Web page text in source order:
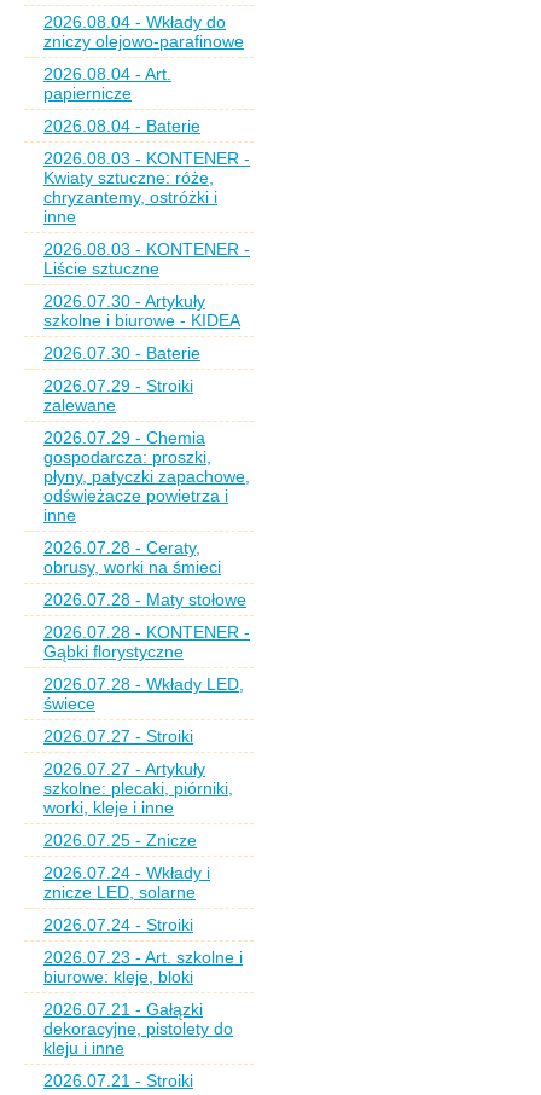
2026.08.04 - Wkłady do
zniczy olejowo-parafinowe
2026.08.04 - Art.
papiernicze
2026.08.04 - Baterie
2026.08.03 - KONTENER -
Kwiaty sztuczne: róże,
chryzantemy, ostróżki i
inne
2026.08.03 - KONTENER -
Liście sztuczne
2026.07.30 - Artykuły
szkolne i biurowe - KIDEA
2026.07.30 - Baterie
2026.07.29 - Stroiki
zalewane
2026.07.29 - Chemia
gospodarcza: proszki,
płyny, patyczki zapachowe,
odświeżacze powietrza i
inne
2026.07.28 - Ceraty,
obrusy, worki na śmieci
2026.07.28 - Maty stołowe
2026.07.28 - KONTENER -
Gąbki florystyczne
2026.07.28 - Wkłady LED,
świece
2026.07.27 - Stroiki
2026.07.27 - Artykuły
szkolne: plecaki, piórniki,
worki, kleje i inne
2026.07.25 - Znicze
2026.07.24 - Wkłady i
znicze LED, solarne
2026.07.24 - Stroiki
2026.07.23 - Art. szkolne i
biurowe: kleje, bloki
2026.07.21 - Gałązki
dekoracyjne, pistolety do
kleju i inne
2026.07.21 - Stroiki